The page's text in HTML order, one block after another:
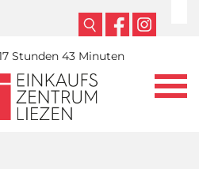
Stunden 43 Minuten